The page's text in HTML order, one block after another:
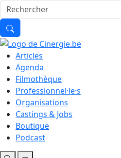
Articles
Agenda
Filmothèque
Professionnel·le·s
Organisations
Castings & Jobs
Boutique
Podcast